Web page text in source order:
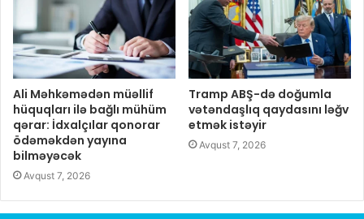
Ali Məhkəmədən müəllif
hüquqları ilə bağlı mühüm
qərar: İdxalçılar qonorar
ödəməkdən yayına
bilməyəcək
Avqust 7, 2026
Tramp ABŞ-də doğumla
vətəndaşlıq qaydasını ləğv
etmək istəyir
Avqust 7, 2026